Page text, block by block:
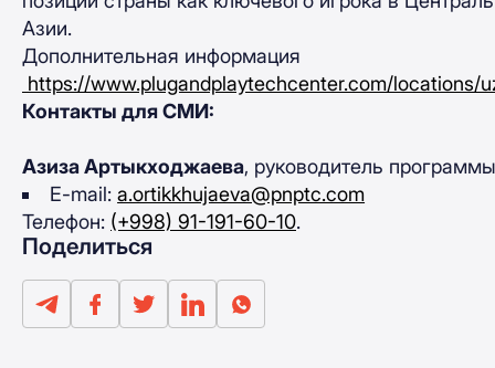
Азии.
Дополнительная информация
https://www.plugandplaytechcenter.com/locations/
Контакты для СМИ:
Азиза Артыкходжаева, руководитель программы
E-mail:a.ortikkhujaeva@pnptc.com
Телефон: (+998) 91-191-60-10.
Поделиться